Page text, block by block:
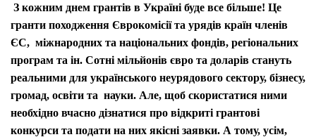
З кожним днем грантів в Україні буде все більше! Це
гранти походження Єврокомісії та урядів країн членів
ЄС, міжнародних та національних фондів, регіональних
програм та ін. Сотні мільйонів євро та доларів стануть
реальними для українського неурядового сектору, бізнесу,
громад, освіти та науки. Але, щоб скористатися ними
необхідно вчасно дізнатися про відкриті грантові
конкурси та подати на них якісні заявки. А тому, усім,